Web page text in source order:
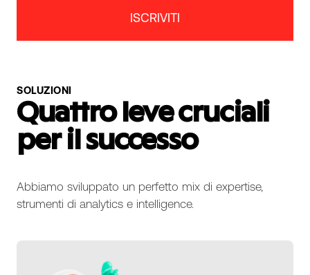
ISCRIVITI
SOLUZIONI
Quattro leve cruciali
per il successo
Abbiamo sviluppato un perfetto mix di expertise,
strumenti di analytics e intelligence.